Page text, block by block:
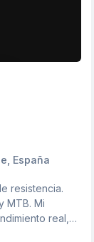
España
resistencia.
Mi
real,
y mentalidad,